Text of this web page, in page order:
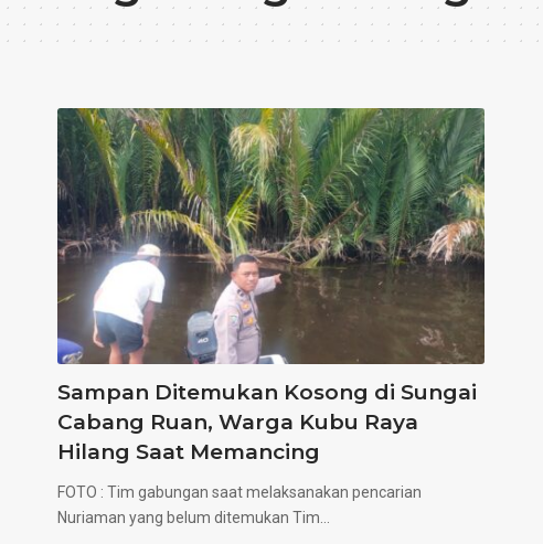
Sampan Ditemukan Kosong di Sungai
Cabang Ruan, Warga Kubu Raya
Hilang Saat Memancing
FOTO : Tim gabungan saat melaksanakan pencarian
Nuriaman yang belum ditemukan Tim…